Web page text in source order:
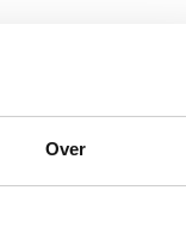
Over
bij je